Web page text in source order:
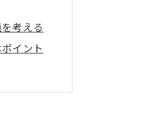
考える
イント
る方法
予防策